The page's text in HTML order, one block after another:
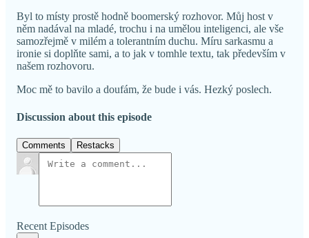
Byl to místy prostě hodně boomerský rozhovor. Můj host v
něm nadával na mladé, trochu i na umělou inteligenci, ale vše
samozřejmě v milém a tolerantním duchu. Míru sarkasmu a
ironie si doplňte sami, a to jak v tomhle textu, tak především v
našem rozhovoru.
Moc mě to bavilo a doufám, že bude i vás. Hezký poslech.
Discussion about this episode
Comments Restacks
Recent Episodes